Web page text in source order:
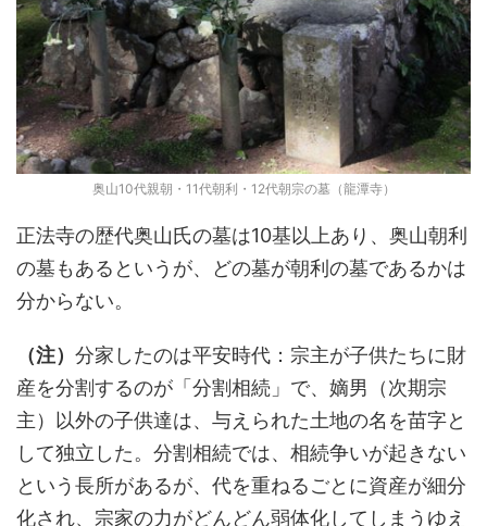
奥山10代親朝・11代朝利・12代朝宗の墓（龍潭寺）
正法寺の歴代奥山氏の墓は10基以上あり、奥山朝利
の墓もあるというが、どの墓が朝利の墓であるかは
分からない。
（注） 分家したのは平安時代：宗主が子供たちに財
産を分割するのが「分割相続」で、嫡男（次期宗
主）以外の子供達は、与えられた土地の名を苗字と
して独立した。分割相続では、相続争いが起きない
という長所があるが、代を重ねるごとに資産が細分
化され、宗家の力がどんどん弱体化してしまうゆえ